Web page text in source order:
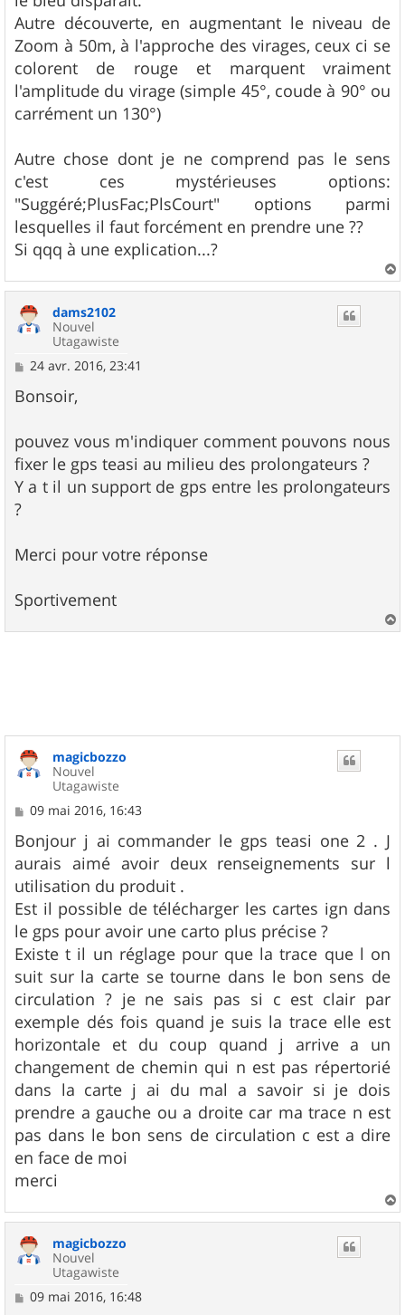
Autre découverte, en augmentant le niveau de
Zoom à 50m, à l'approche des virages, ceux ci se
colorent de rouge et marquent vraiment
l'amplitude du virage (simple 45°, coude à 90° ou
carrément un 130°)
Autre chose dont je ne comprend pas le sens
c'est ces mystérieuses options:
"Suggéré;PlusFac;PlsCourt" options parmi
lesquelles il faut forcément en prendre une ??
Si qqq à une explication...?
a
dams2102
Nouvel
Utagawiste
M
s
s
g
e
24 avr. 2016, 23:41
Bonsoir,
pouvez vous m'indiquer comment pouvons nous
fixer le gps teasi au milieu des prolongateurs ?
Y a t il un support de gps entre les prolongateurs
?
Merci pour votre réponse
Sportivement
a
magicbozzo
Nouvel
Utagawiste
M
s
s
a
g
e
09 mai 2016, 16:43
Bonjour j ai commander le gps teasi one 2 . J
aurais aimé avoir deux renseignements sur l
utilisation du produit .
Est il possible de télécharger les cartes ign dans
le gps pour avoir une carto plus précise ?
Existe t il un réglage pour que la trace que l on
suit sur la carte se tourne dans le bon sens de
circulation ? je ne sais pas si c est clair par
exemple dés fois quand je suis la trace elle est
horizontale et du coup quand j arrive a un
changement de chemin qui n est pas répertorié
dans la carte j ai du mal a savoir si je dois
prendre a gauche ou a droite car ma trace n est
pas dans le bon sens de circulation c est a dire
en face de moi
merci
a
magicbozzo
Nouvel
Utagawiste
M
09 mai 2016, 16:48